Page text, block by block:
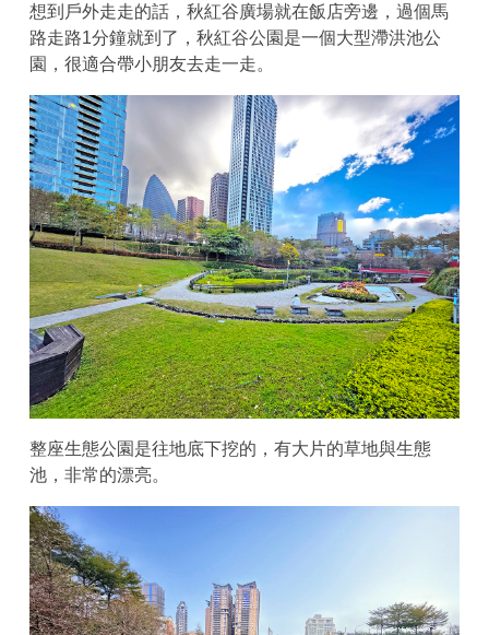
想到戶外走走的話，秋紅谷廣場就在飯店旁邊，過個馬
路走路1分鐘就到了，秋紅谷公園是一個大型滯洪池公
園，很適合帶小朋友去走一走。
整座生態公園是往地底下挖的，有大片的草地與生態
池，非常的漂亮。